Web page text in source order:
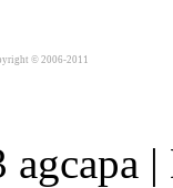
© 2006-2011